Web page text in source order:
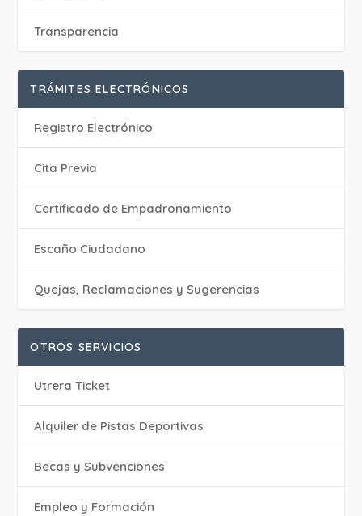
Transparencia
TRÁMITES ELECTRÓNICOS
Registro Electrónico
Cita Previa
Certificado de Empadronamiento
Escaño Ciudadano
Quejas, Reclamaciones y Sugerencias
OTROS SERVICIOS
Utrera Ticket
Alquiler de Pistas Deportivas
Becas y Subvenciones
Empleo y Formación